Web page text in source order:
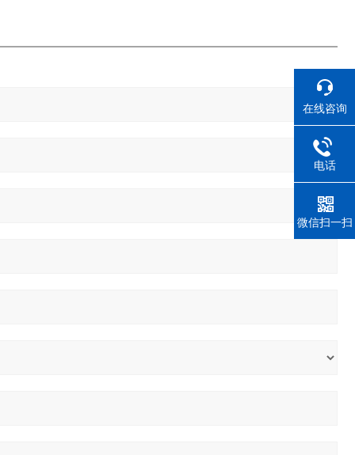
在线咨询
电话
微信扫一扫